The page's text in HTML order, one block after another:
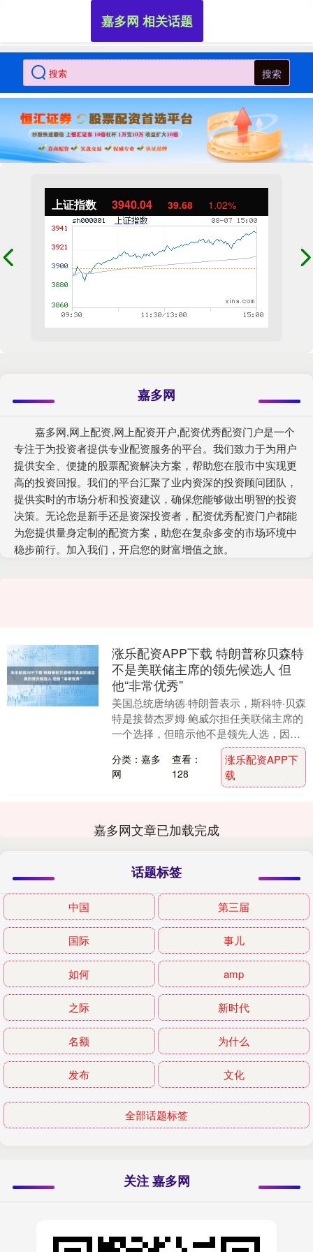
搜索
上证指数 3940.04 39.68 1.02%
嘉多网
嘉多网,网上配资,网上配资开户,配资优秀配资门户是一个
专注于为投资者提供专业配资服务的平台。我们致力于为用户
提供安全、便捷的股票配资解决方案，帮助您在股市中实现更
高的投资回报。我们的平台汇聚了业内资深的投资顾问团队，
提供实时的市场分析和投资建议，确保您能够做出明智的投资
决策。无论您是新手还是资深投资者，配资优秀配资门户都能
为您提供量身定制的配资方案，助您在复杂多变的市场环境中
稳步前行。加入我们，开启您的财富增值之旅。
嘉多网 相关话题
涨乐配资APP下载 特朗普称贝森特
不是美联储主席的领先候选人 但
他“非常优秀”
美国总统唐纳德·特朗普表示，斯科特·贝森
特是接替杰罗姆·鲍威尔担任美联储主席的
一个选择，但暗示他不是领先人选，因为
其在财长职位上做得很成功。 周二 ，当被
直接问....
分类：嘉多
网
查看：
128
涨乐配资APP下
载
嘉多网文章已加载完成
话题标签
中国 第三届
国际 事儿
如何 amp
之际 新时代
名额 为什么
发布 文化
全部话题标签
关注 嘉多网